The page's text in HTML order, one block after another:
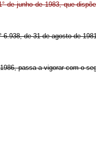
de junho de 1983, que
de 31 de agosto de
passa a vigorar com o